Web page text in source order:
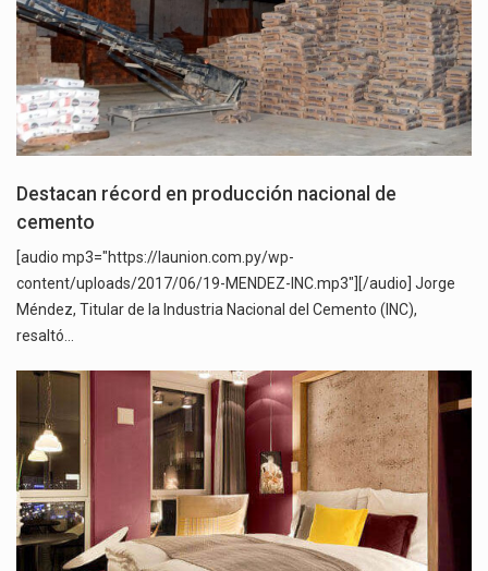
Destacan récord en producción nacional de
cemento
[audio mp3="https://launion.com.py/wp-
content/uploads/2017/06/19-MENDEZ-INC.mp3"][/audio] Jorge
Méndez, Titular de la Industria Nacional del Cemento (INC),
resaltó…